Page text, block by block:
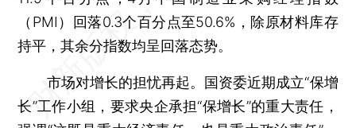
（PMI）回落0.3个百分点至50.6%，除原材料库存
持平，其余分指数均呈回落态势。
市场对增长的担忧再起。国资委近期成立“保增
长”工作小组，要求央企承担“保增长”的重大责任，